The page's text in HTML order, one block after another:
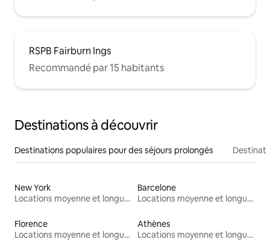
RSPB Fairburn Ings
Recommandé par 15 habitants
Destinations à découvrir
Destinations populaires pour des séjours prolongés
New York
Locations moyenne et longue durée
Barcelone
Locations moyenne et longue durée
Florence
Locations moyenne et longue durée
Athènes
Locations moyenne et longue durée